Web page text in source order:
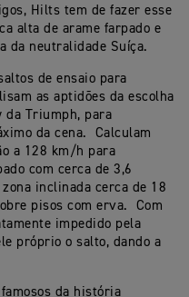
Hilts tem de fazer esse
alta de arame farpado e
da neutralidade Suíça.
de ensaio para
as aptidões da escolha
da Triumph, para
da cena. Calculam
a 128 km/h para
com cerca de 3,6
inclinada cerca de 18
pisos com erva. Com
impedido pela
próprio o salto, dando a
da história